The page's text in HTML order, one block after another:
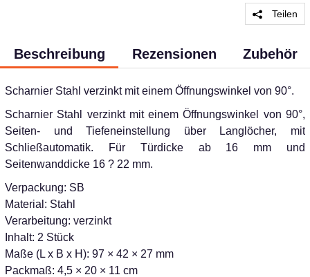
Teilen
Beschreibung Rezensionen Zubehör
Scharnier Stahl verzinkt mit einem Öffnungswinkel von 90°.
Scharnier Stahl verzinkt mit einem Öffnungswinkel von 90°,
Seiten- und Tiefeneinstellung über Langlöcher, mit
Schließautomatik. Für Türdicke ab 16 mm und
Seitenwanddicke 16 ? 22 mm.
Verpackung: SB
Material: Stahl
Verarbeitung: verzinkt
Inhalt: 2 Stück
Maße (L x B x H): 97 × 42 × 27 mm
Packmaß: 4,5 × 20 × 11 cm